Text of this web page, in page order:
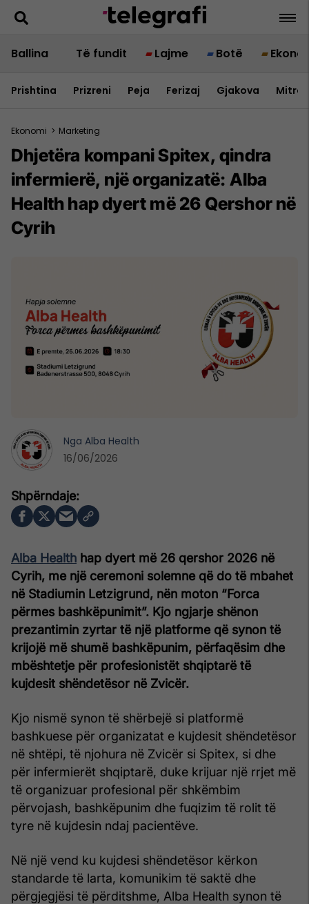
Ballina Të fundit Lajme Botë
Prishtina Prizreni Peja Ferizaj Gjakova
Ekonomi > Marketing
Dhjetëra kompani Spitex, qindra
infermierë, një organizatë: Alba
Health hap dyert më 26 Qershor në
Cyrih
Alba Health hap dyert më 26 qershor 2026 në
Cyrih, me një ceremoni solemne që do të mbahet
në Stadiumin Letzigrund, nën moton “Forca
përmes bashkëpunimit”. Kjo ngjarje shënon
prezantimin zyrtar të një platforme që synon të
krijojë më shumë bashkëpunim, përfaqësim dhe
mbështetje për profesionistët shqiptarë të
kujdesit shëndetësor në Zvicër.
Kjo nismë synon të shërbejë si platformë
bashkuese për organizatat e kujdesit shëndetësor
në shtëpi, të njohura në Zvicër si Spitex, si dhe
për infermierët shqiptarë, duke krijuar një rrjet më
të organizuar profesional për shkëmbim
përvojash, bashkëpunim dhe fuqizim të rolit të
tyre në kujdesin ndaj pacientëve.
Në një vend ku kujdesi shëndetësor kërkon
standarde të larta, komunikim të saktë dhe
përgjegjësi të përditshme, Alba Health synon të
Nga Alba Health
16/06/2026